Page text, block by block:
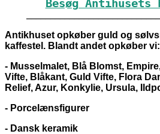
Besøg Antihusets
Antikhuset opkøber guld og
kaffestel. Blandt andet opkøber vi:
- Musselmalet, Blå Blomst,
Vifte, Blåkant, Guld Vifte, Flora
Relief, Azur, Konkylie, Ursula,
- Porcelænsfigurer
- Dansk keramik